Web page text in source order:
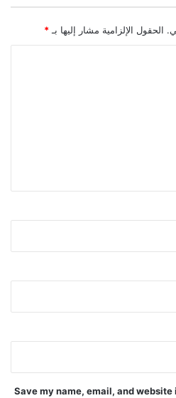
الحقول الإلزامية مشار إليها بـ*
Save my name, email, and